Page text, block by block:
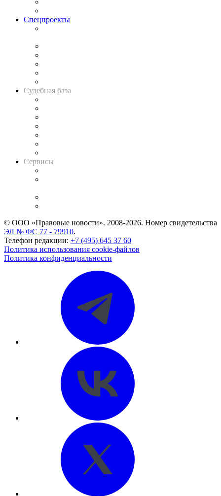
Спецпроекты
Судебная база
Сервисы
© ООО «Правовые новости». 2008-2026. Номер свидетельства
ЭЛ № ФС 77 - 79910.
Телефон редакции: +7 (495) 645 37 60
Политика использования cookie-файлов
Политика конфиденциальности